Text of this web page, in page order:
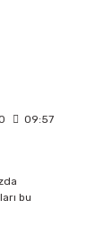
09:57
bu